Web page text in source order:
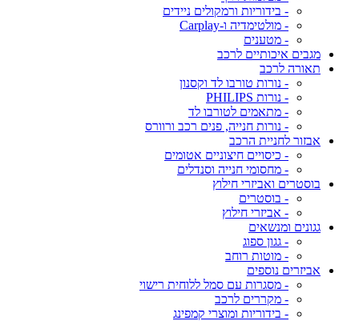
- בידוריות ורמקולים ניידים
- מולטימדיה ו-Carplay
- מטענים
מגבים איכותיים לרכב
תאורה לרכב
- נורות טורבו לד וקסנון
- נורות PHILIPS
- מתאמים לטורבו לד
- נורות חנייה, פנים רכב ורוורס
אבזור לחניית הרכב
- כיסויים חיצוניים אטומים
- מחסומי חנייה וסנדלים
בוסטרים ואביזרי חילוץ
- בוסטרים
- אביזרי חילוץ
גגונים ומנשאים
- גגון ספוג
- מוטות רוחב
אביזרים נוספים
- מסגרות עם סמל ללוחית רישוי
- מקררים לרכב
- בידוריות ומוצרי קמפינג